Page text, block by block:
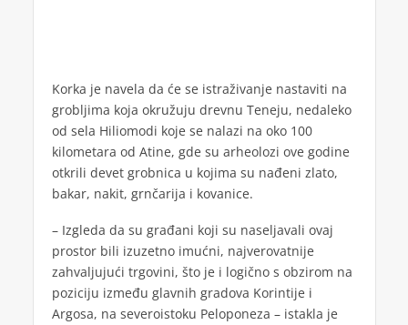
Korka je navela da će se istraživanje nastaviti na
grobljima koja okružuju drevnu Teneju, nedaleko
od sela Hiliomodi koje se nalazi na oko 100
kilometara od Atine, gde su arheolozi ove godine
otkrili devet grobnica u kojima su nađeni zlato,
bakar, nakit, grnčarija i kovanice.
– Izgleda da su građani koji su naseljavali ovaj
prostor bili izuzetno imućni, najverovatnije
zahvaljujući trgovini, što je i logično s obzirom na
poziciju između glavnih gradova Korintije i
Argosa, na severoistoku Peloponeza – istakla je